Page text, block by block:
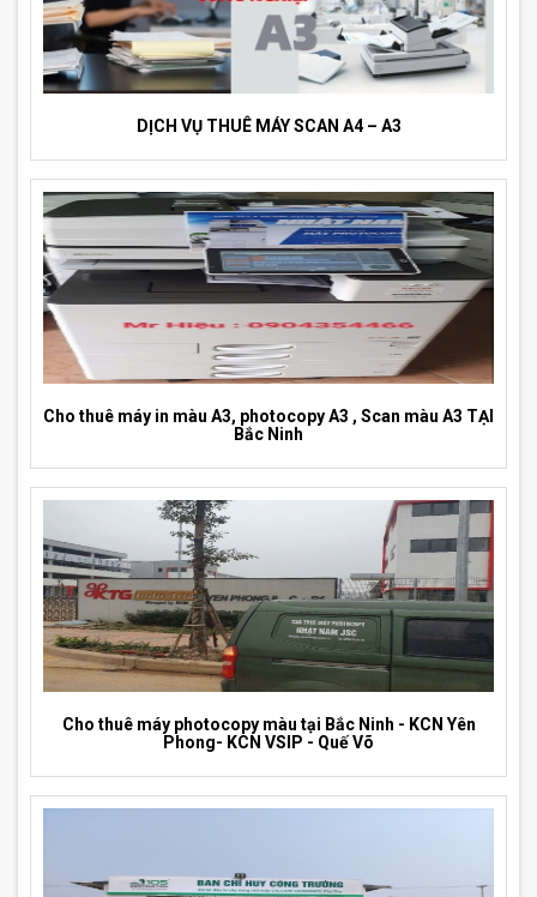
DỊCH VỤ THUÊ MÁY SCAN A4 – A3
Cho thuê máy in màu A3, photocopy A3 , Scan màu A3 TẠI
Bắc Ninh
Cho thuê máy photocopy màu tại Bắc Ninh - KCN Yên
Phong- KCN VSIP - Quế Võ